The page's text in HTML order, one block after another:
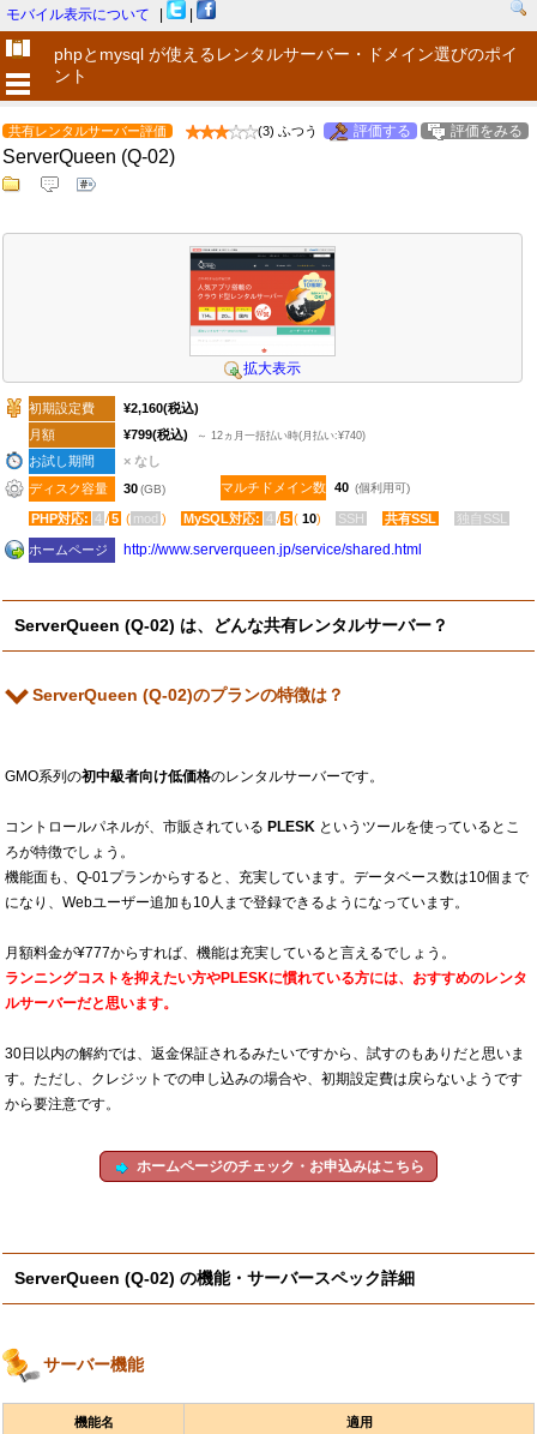
モバイル表示について
phpとmysql が使えるレンタルサーバー・ドメイン選びのポイ
ント
共有レンタルサーバー評価 (3) ふつう 評価する 評価をみる
ServerQueen (Q-02)
拡大表示
初期設定費 ¥2,160(税込)
月額
¥799(税込) ～ 12ヵ月一括払い時(月払い:¥740)
お試し期間
× なし
ディスク容量
30(GB) マルチドメイン数 40 (個利用可)
PHP対応: 4 /5 ( mod ) MySQL対応: 4 /5 ( 10) SSH 共有SSL 独自SSL
ホームページ http:​/​/www.serverqueen.jp​/service​/shared.html
ServerQueen (Q-02) は、どんな共有レンタルサーバー？
ServerQueen (Q-02)のプランの特徴は？
GMO系列の初中級者向け低価格のレンタルサーバーです。
コントロールパネルが、市販されている PLESK というツールを使っているとこ
ろが特徴でしょう。
機能面も、Q-01プランからすると、充実しています。データベース数は10個まで
になり、Webユーザー追加も10人まで登録できるようになっています。
月額料金が¥777からすれば、機能は充実していると言えるでしょう。
ランニングコストを抑えたい方やPLESKに慣れている方には、おすすめのレンタ
ルサーバーだと思います。
30日以内の解約では、返金保証されるみたいですから、試すのもありだと思いま
す。ただし、クレジットでの申し込みの場合や、初期設定費は戻らないようです
から要注意です。
ホームページのチェック・お申込みはこちら
ServerQueen (Q-02) の機能・サーバースペック詳細
サーバー機能
機能名 適用